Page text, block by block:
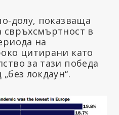
долу, показваща
в
на
цитирани като
за тази победа
локдаун“.